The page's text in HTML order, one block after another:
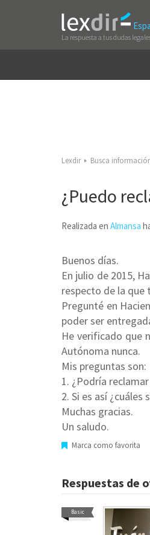
La respuesta a tus dudas
Lexdir Busca
¿Puedo
Realizada en Almansa
Buenos días.
En julio de 2015,
respecto de la que
Pregunté en
poder ser
He verificado que
Autónoma nunca.
Mis preguntas son:
1. ¿Podría
2. Si es así ¿cuáles
Muchas gracias.
Un saludo.
Marca como favorita
Respuestas de
Basic